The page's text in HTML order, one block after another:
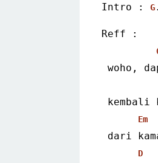
Intro : G
Reff :
woho,
kembali
Em
dari
D